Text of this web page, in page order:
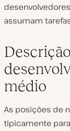
assumam
médio
As posições de
tipicamente